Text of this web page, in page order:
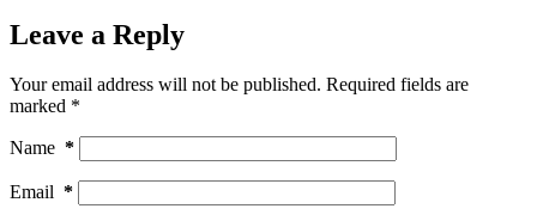
Leave a Reply
Your email address will not be published. Required fields are
marked *
Name *
Email *